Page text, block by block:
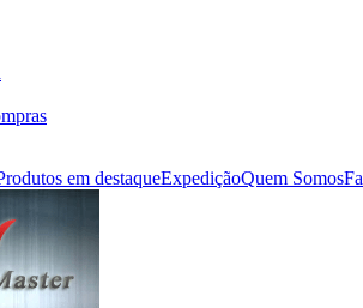
em destaqueExpediçãoQuem Somos